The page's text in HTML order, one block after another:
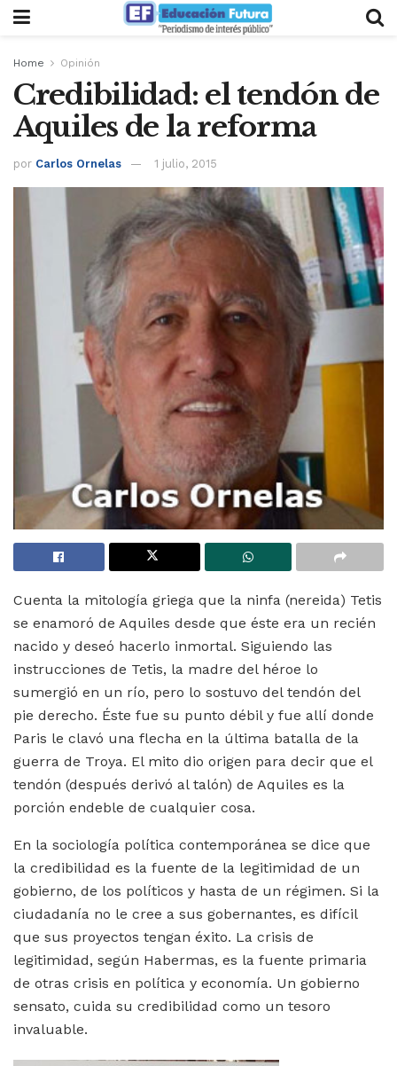
Home Opinión
Credibilidad: el tendón de
Aquiles de la reforma
por Carlos Ornelas 1 julio, 2015
Cuenta la mitología griega que la ninfa (nereida) Tetis
se enamoró de Aquiles desde que éste era un recién
nacido y deseó hacerlo inmortal. Siguiendo las
instrucciones de Tetis, la madre del héroe lo
sumergió en un río, pero lo sostuvo del tendón del
pie derecho. Éste fue su punto débil y fue allí donde
Paris le clavó una flecha en la última batalla de la
guerra de Troya. El mito dio origen para decir que el
tendón (después derivó al talón) de Aquiles es la
porción endeble de cualquier cosa.
En la sociología política contemporánea se dice que
la credibilidad es la fuente de la legitimidad de un
gobierno, de los políticos y hasta de un régimen. Si la
ciudadanía no le cree a sus gobernantes, es difícil
que sus proyectos tengan éxito. La crisis de
legitimidad, según Habermas, es la fuente primaria
de otras crisis en política y economía. Un gobierno
sensato, cuida su credibilidad como un tesoro
invaluable.